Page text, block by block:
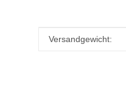
Produkteigenschaft
Wert
Versandgewicht: